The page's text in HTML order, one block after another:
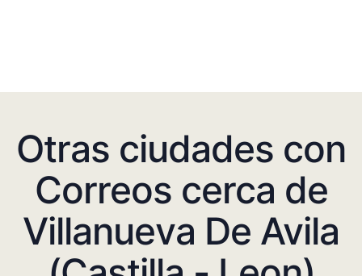
Otras ciudades con
Correos cerca de
Villanueva De Avila